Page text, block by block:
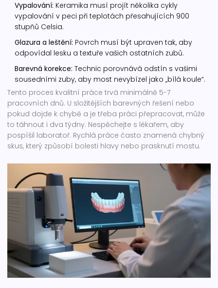
Vypalování: Keramika musí projít několika cykly
vypalování v peci při teplotách přesahujících 900
stupňů Celsia.
Glazura a leštění: Povrch musí být upraven tak, aby
odpovídal lesku a textuře vašich ostatních zubů.
Barevná korekce: Technic porovnává odstín s vašimi
sousedními zuby, aby most nevybízel jako „bílá koule“.
Tento proces kvalitní práce trvá minimálně 5-7
pracovních dnů. U složitějších barevných řešení nebo
pokud dojde k chybě a je třeba práci přepracovat, může
to táhnout i dva týdny. Nespěchejte s lékařem, aby
pospíšil laboratoř. Rychlá práce často znamená chybný
skus, který způsobí bolesti hlavy nebo prasknutí mostu.